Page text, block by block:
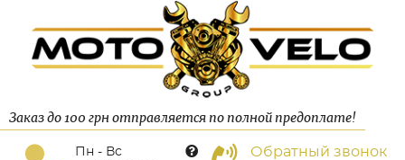
Заказ до 100 грн отправляется по полной предоплате!
Пн - Вс
Обратный звонок